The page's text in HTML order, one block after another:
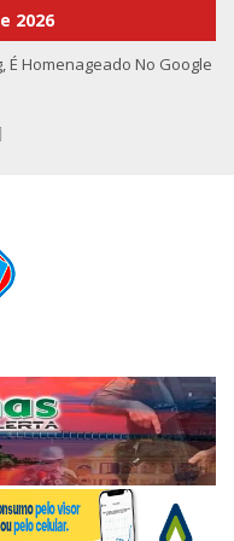
2026
É Homenageado No Google
inoperantes em razão de
Oi
de poste em
após defecar no chão do
e climatologistas veem
El Niño”
pesagem de produtos e
Manaus
de estupr4r criança de